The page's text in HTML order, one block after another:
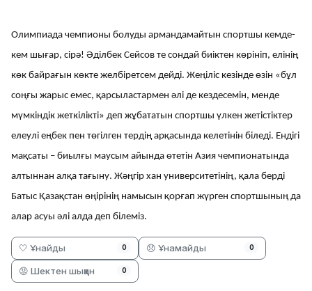
Олимпиада чемпионы болуды армандамайтын спортшы кемде-
кем шығар, сірә! Әділбек Сейсов те сондай биіктен көрініп, елінің
көк байрағын көкте желбіретсем дейді. Жеңіліс кезінде өзін «бұл
соңғы жарыс емес, қарсыластармен әлі де кездесемін, менде
мүмкіндік жеткілікті» деп жұбататын спортшы үлкен жетістіктер
елеулі еңбек пен төгілген тердің арқасында келетінін біледі. Ендігі
мақсаты – биылғы маусым айында өтетін Азия чемпионатында
алтыннан алқа тағыну. Жәңгір хан университетінің, қала берді
Батыс Қазақстан өңірінің намысын қорғап жүрген спортшының да
алар асуы әлі алда деп білеміз.
🤍 Ұнайды 0 😞 Ұнамайды 0
😡 Шектен шыққан 0